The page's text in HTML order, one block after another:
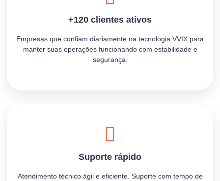
+120 clientes ativos
Empresas que confiam diariamente na tecnologia VVIX para
manter suas operações funcionando com estabilidade e
segurança.
Suporte rápido
Atendimento técnico ágil e eficiente. Suporte com tempo de